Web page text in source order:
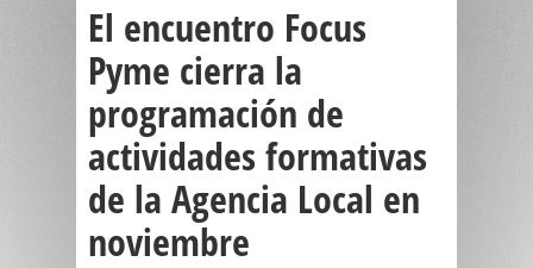
El encuentro Focus
Pyme cierra la
programación de
actividades formativas
de la Agencia Local en
noviembre